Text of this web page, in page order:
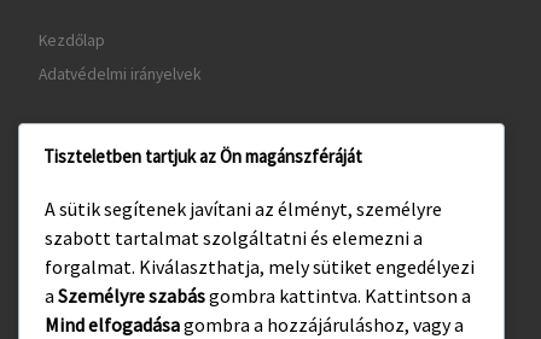
Kezdőlap
Adatvédelmi irányelvek
www.visitgyula.com
www.gyulakult.hu
Tiszteletben tartjuk az Ön magánszféráját
A sütik segítenek javítani az élményt, személyre
szabott tartalmat szolgáltatni és elemezni a
forgalmat. Kiválaszthatja, mely sütiket engedélyezi
a Személyre szabásgombra kattintva. Kattintson a
Mind elfogadásagombra a hozzájáruláshoz, vagy a